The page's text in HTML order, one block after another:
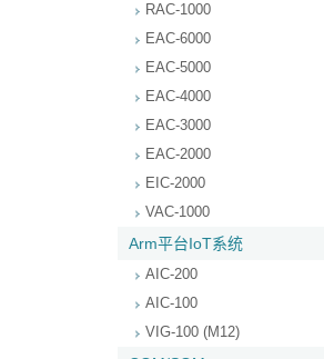
RAC-1000
EAC-6000
EAC-5000
EAC-4000
EAC-3000
EAC-2000
EIC-2000
VAC-1000
Arm平台IoT系统
AIC-200
AIC-100
VIG-100 (M12)